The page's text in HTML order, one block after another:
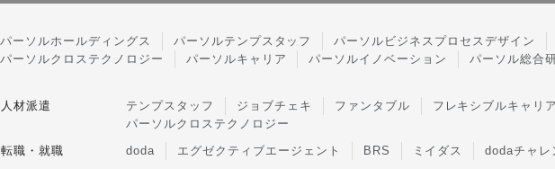
パーソルホールディングス パーソルテンプスタッフ
パーソルビジネスプロセスデザイン
パーソルクロステクノロジー
パーソルキャリア パーソルイノベーション パーソル総合
人材派遣 テンプスタッフ ジョブチェキ ファンタブル
フレキシブルキャリ
パーソルクロステクノロジー
転職・就職
doda エグゼクティブエージェント BRS ミイダス dodaチャレ